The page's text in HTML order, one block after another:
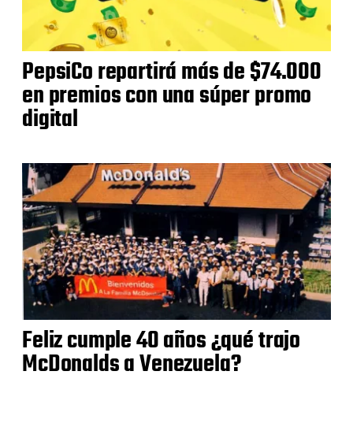
PepsiCo repartirá más de $74.000
en premios con una súper promo
digital
Feliz cumple 40 años ¿qué trajo
McDonalds a Venezuela?